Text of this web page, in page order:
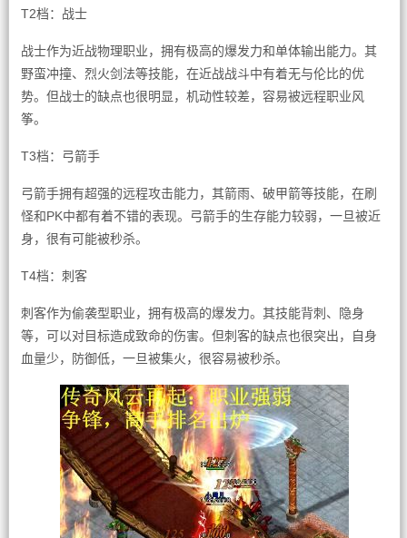
T2档：战士
战士作为近战物理职业，拥有极高的爆发力和单体输出能力。其
野蛮冲撞、烈火剑法等技能，在近战战斗中有着无与伦比的优
势。但战士的缺点也很明显，机动性较差，容易被远程职业风
筝。
T3档：弓箭手
弓箭手拥有超强的远程攻击能力，其箭雨、破甲箭等技能，在刷
怪和PK中都有着不错的表现。弓箭手的生存能力较弱，一旦被近
身，很有可能被秒杀。
T4档：刺客
刺客作为偷袭型职业，拥有极高的爆发力。其技能背刺、隐身
等，可以对目标造成致命的伤害。但刺客的缺点也很突出，自身
血量少，防御低，一旦被集火，很容易被秒杀。